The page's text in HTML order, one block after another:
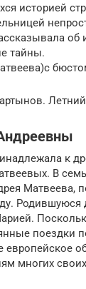
историей
об
тайны.
Летний
к
В
Матвеева,
Родившуюся
поездки
европейское
многих